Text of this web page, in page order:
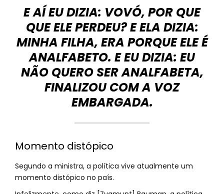
E AÍ EU DIZIA: VOVÓ, POR QUE
QUE ELE PERDEU? E ELA DIZIA:
MINHA FILHA, ERA PORQUE ELE É
ANALFABETO. E EU DIZIA: EU
NÃO QUERO SER ANALFABETA,
FINALIZOU COM A VOZ
EMBARGADA.
Momento distópico
Segundo a ministra, a política vive atualmente um
momento distópico no país.